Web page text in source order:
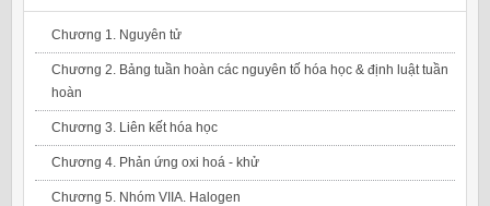
Chương 1. Nguyên tử
Chương 2. Bảng tuần hoàn các nguyên tố hóa học & định luật tuần
hoàn
Chương 3. Liên kết hóa học
Chương 4. Phản ứng oxi hoá - khử
Chương 5. Nhóm VIIA. Halogen